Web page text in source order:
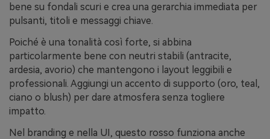
bene su fondali scuri e crea una gerarchia immediata per
pulsanti, titoli e messaggi chiave.
Poiché è una tonalità così forte, si abbina
particolarmente bene con neutri stabili (antracite,
ardesia, avorio) che mantengono i layout leggibili e
professionali. Aggiungi un accento di supporto (oro, teal,
ciano o blush) per dare atmosfera senza togliere
impatto.
Nel branding e nella UI, questo rosso funziona anche